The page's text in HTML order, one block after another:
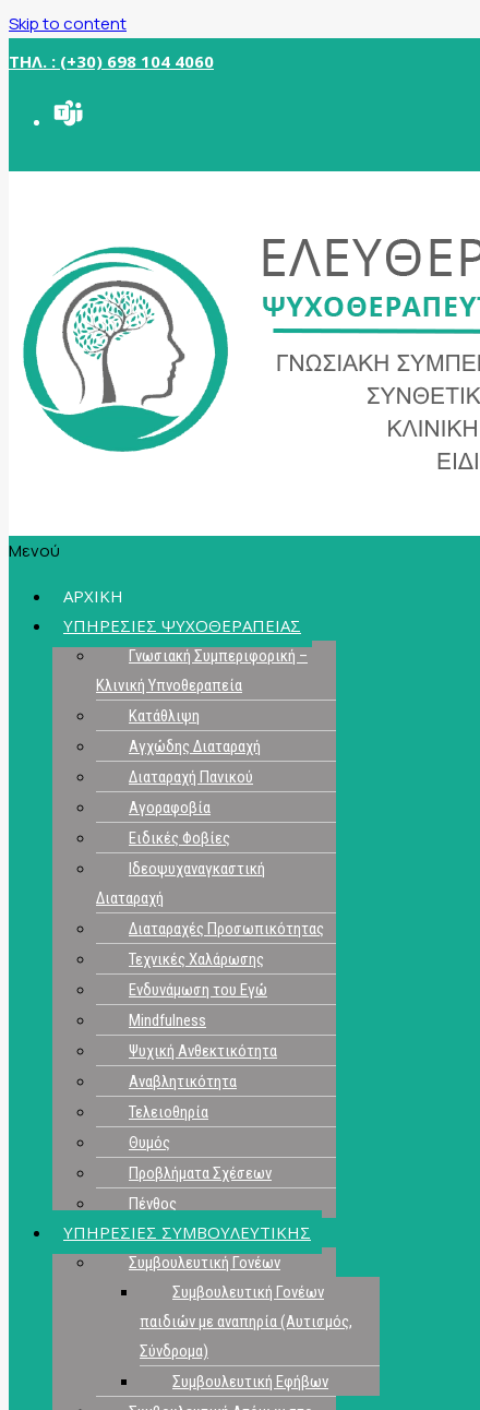
Skip to content
ΤΗΛ. : (+30) 698 104 4060
Μενού
ΑΡΧΙΚΗ
ΥΠΗΡΕΣΙΕΣ ΨΥΧΟΘΕΡΑΠΕΙΑΣ
Γνωσιακή Συμπεριφορική –
Κλινική Υπνοθεραπεία
Κατάθλιψη
Αγχώδης Διαταραχή
Διαταραχή Πανικού
Αγοραφοβία
Ειδικές Φοβίες
Ιδεοψυχαναγκαστική
Διαταραχή
Διαταραχές Προσωπικότητας
Τεχνικές Χαλάρωσης
Ενδυνάμωση του Εγώ
Mindfulness
Ψυχική Ανθεκτικότητα
Αναβλητικότητα
Τελειοθηρία
Θυμός
Προβλήματα Σχέσεων
Πένθος
ΥΠΗΡΕΣΙΕΣ ΣΥΜΒΟΥΛΕΥΤΙΚΗΣ
Συμβουλευτική Γονέων
Συμβουλευτική Γονέων
παιδιών με αναπηρία (Αυτισμός,
Σύνδρομα)
Συμβουλευτική Εφήβων